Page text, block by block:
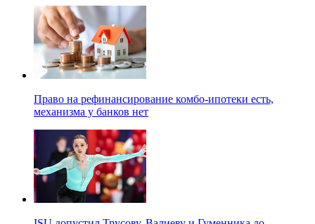
Право на рефинансирование комбо-ипотеки есть,
механизма у банков нет